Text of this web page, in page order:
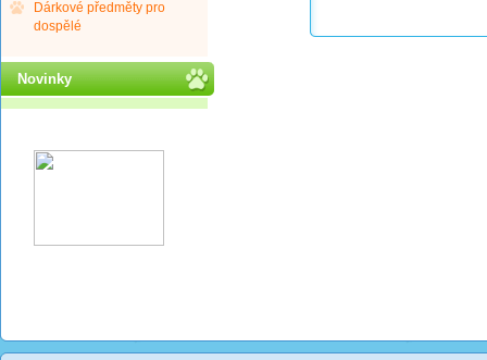
Dárkové předměty pro
dospělé
Novinky